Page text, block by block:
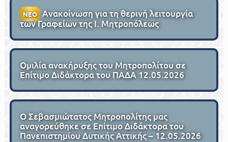
ΝΕΟ Ανακοίνωση για τη θερινή λειτουργία
των Γραφείων της Ι. Μητροπόλεως
Ομιλία ανακήρυξης του Μητροπολίτου σε
Επίτιμο Διδάκτορα του ΠΑΔΑ 12.05.2026
Ο Σεβασμιώτατος Μητροπολίτης μας
αναγορεύθηκε σε Επίτιμο Διδάκτορα του
Πανεπιστημίου Δυτικής Αττικής – 12.05.2026